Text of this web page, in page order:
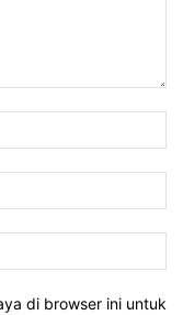
di browser ini untuk